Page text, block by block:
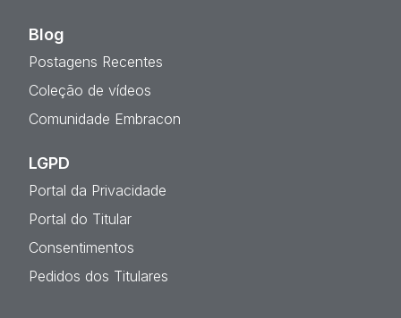
Blog
Postagens Recentes
Coleção de vídeos
Comunidade Embracon
LGPD
Portal da Privacidade
Portal do Titular
Consentimentos
Pedidos dos Titulares